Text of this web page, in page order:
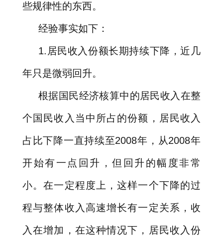
些规律性的东西。
经验事实如下：
1. 居民收入份额长期持续下降，近几
年只是微弱回升。
根据国民经济核算中的居民收入在整
个国民收入当中所占的份额，居民收入
占比下降一直持续至2008年，从2008年
开始有一点回升，但回升的幅度非常
小。在一定程度上，这样一个下降的过
程与整体收入高速增长有一定关系，收
入在增加，在这种情况下，居民收入份